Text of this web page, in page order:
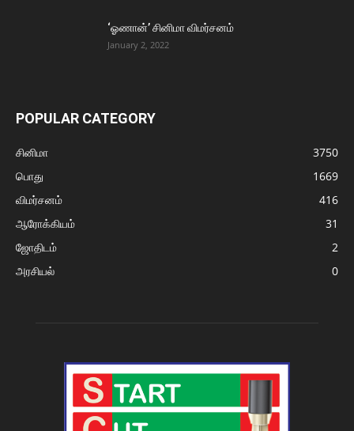
‘ஓணான்’ சினிமா விமர்சனம்
January 2, 2022
POPULAR CATEGORY
சினிமா
3750
பொது
1669
விமர்சனம்
416
ஆரோக்கியம்
31
ஜோதிடம்
2
அரசியல்
0